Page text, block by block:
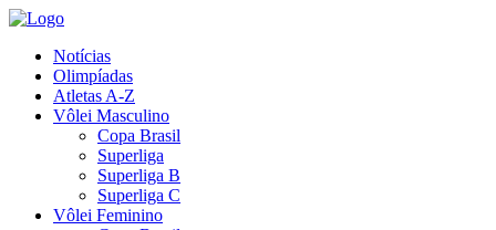
Notícias
Olimpíadas
Atletas A-Z
Vôlei Masculino
Copa Brasil
Superliga
Superliga B
Superliga C
Vôlei Feminino